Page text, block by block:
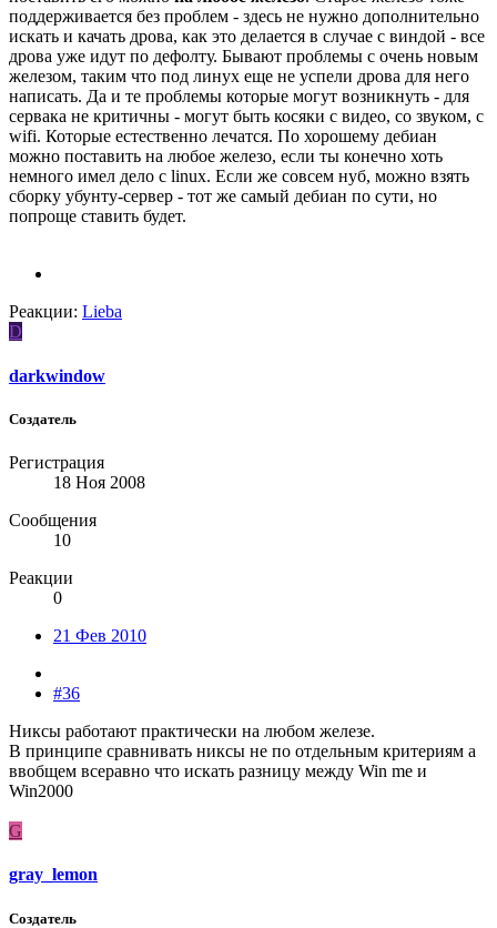
поддерживается без проблем - здесь не нужно дополнительно
искать и качать дрова, как это делается в случае с виндой - все
дрова уже идут по дефолту. Бывают проблемы с очень новым
железом, таким что под линух еще не успели дрова для него
написать. Да и те проблемы которые могут возникнуть - для
сервака не критичны - могут быть косяки с видео, со звуком, с
wifi. Которые естественно лечатся. По хорошему дебиан
можно поставить на любое железо, если ты конечно хоть
немного имел дело с linux. Если же совсем нуб, можно взять
сборку убунту-сервер - тот же самый дебиан по сути, но
попроще ставить будет.
Реакции: Lieba
D
darkwindow
Создатель
Регистрация
18 Ноя 2008
Сообщения
10
Реакции
0
21 Фев 2010
#36
Никсы работают практически на любом железе.
В принципе сравнивать никсы не по отдельным критериям а
ввобщем всеравно что искать разницу между Win me и
Win2000
G
gray_lemon
Создатель